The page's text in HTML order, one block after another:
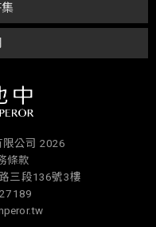
公司 2026
條款
三段136號3樓